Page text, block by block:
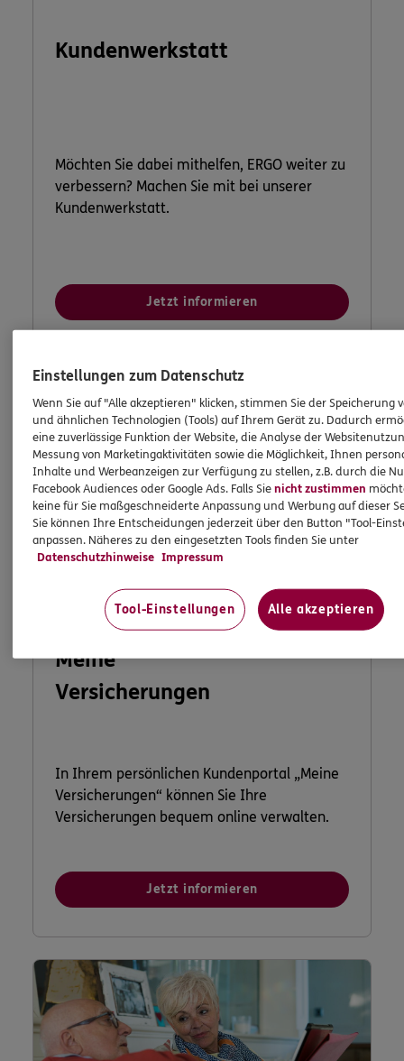
Kundenwerkstatt
Möchten Sie dabei mithelfen, ERGO weiter zu
verbessern? Machen Sie mit bei unserer
Kundenwerkstatt.
Jetzt informieren
Meine
Versicherungen
In Ihrem persönlichen Kundenportal „Meine
Versicherungen“ können Sie Ihre
Versicherungen bequem online verwalten.
Jetzt informieren
Einstellungen zum Datenschutz
Wenn Sie auf "Alle akzeptieren" klicken, stimmen Sie der Speicherung
und ähnlichen Technologien (Tools) auf Ihrem Gerät zu. Dadurch
eine zuverlässige Funktion der Website, die Analyse der
Messung von Marketingaktivitäten sowie die Möglichkeit, Ihnen
Inhalte und Werbeanzeigen zur Verfügung zu stellen, z.B. durch die
Facebook Audiences oder Google Ads. Falls Sienicht zustimmen
keine für Sie maßgeschneiderte Anpassung und Werbung auf dieser
Sie können Ihre Entscheidungen jederzeit über den Button "Tool-
anpassen. Näheres zu den eingesetzten Tools finden Sie unter
Datenschutzhinweise Impressum
Tool-Einstellungen Alle akzeptieren